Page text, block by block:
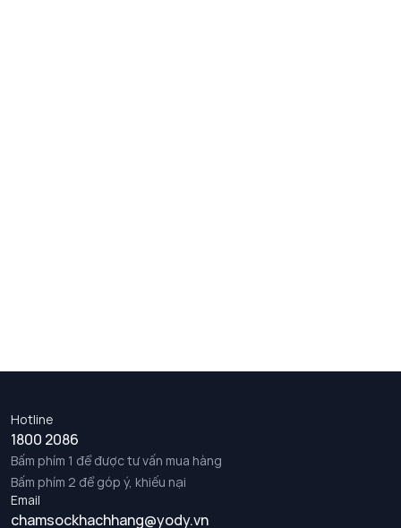
Hotline
1800 2086
Bấm phím 1 để được tư vấn mua hàng
Bấm phím 2 để góp ý, khiếu nại
Email
chamsockhachhang@yody.vn